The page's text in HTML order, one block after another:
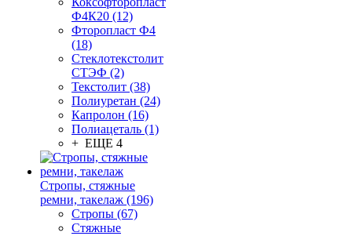
Ф4К20 (12)
Фторопласт Ф4
(18)
Стеклотекстолит
СТЭФ (2)
Текстолит (38)
Полиуретан (24)
Капролон (16)
Полиацеталь (1)
+ ЕЩЕ 4
Стропы, стяжные
ремни, такелаж (196)
Стропы (67)
Стяжные